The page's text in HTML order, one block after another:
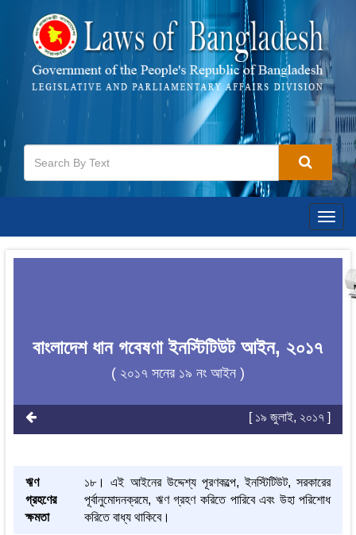
বাংলাদেশ ধান গবেষণা ইনস্টিটিউট আইন, ২০১৭
( ২০১৭ সনের ১৯ নং আইন )
[ ১৯ জুলাই, ২০১৭ ]
ঋণ
গ্রহণের
ক্ষমতা
১৮। এই আইনের উদ্দেশ্য পূরণকল্পে, ইনস্টিটিউট, সরকারের
পূর্বানুমোদনক্রমে, ঋণ গ্রহণ করিতে পারিবে এবং উহা পরিশোধ
করিতে বাধ্য থাকিবে।